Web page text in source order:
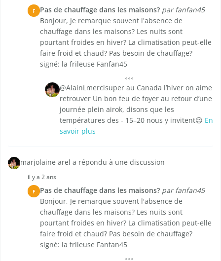
F Pas de chauffage dans les maisons? par fanfan45
Bonjour, Je remarque souvent l'absence de
chauffage dans les maisons? Les nuits sont
pourtant froides en hiver? La climatisation peut-elle
faire froid et chaud? Pas besoin de chauffage?
signé: la frileuse Fanfan45
@AlainLmercisuper au Canada l’hiver on aime
retrouver Un bon feu de foyer au retour d’une
journée plein airok, disons que les
températures des - 15–20 nous y invitent😉 En
savoir plus
marjolaine arel a répondu à une discussion
il y a 2 ans
F Pas de chauffage dans les maisons? par fanfan45
Bonjour, Je remarque souvent l'absence de
chauffage dans les maisons? Les nuits sont
pourtant froides en hiver? La climatisation peut-elle
faire froid et chaud? Pas besoin de chauffage?
signé: la frileuse Fanfan45